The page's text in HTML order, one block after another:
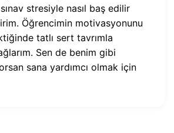
stresiyle nasıl baş edilir
Öğrencimin motivasyonunu
tatlı sert tavrımla
Sen de benim gibi
sana yardımcı olmak için